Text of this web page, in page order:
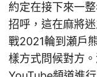
約定在接下來一
招呼，這在麻將
戰2021輪到瀬戶
樣方式問候對方